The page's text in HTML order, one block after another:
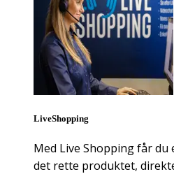
LiveShopping
Med Live Shopping får
det rette produktet,